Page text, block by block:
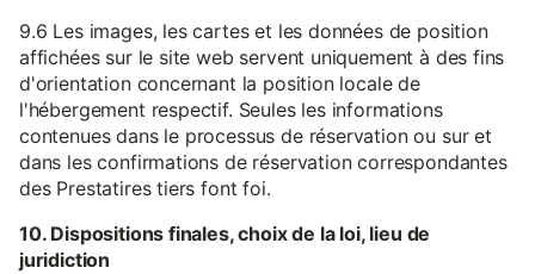
9.6 Les images, les cartes et les données de position
affichées sur le site web servent uniquement à des fins
d'orientation concernant la position locale de
l'hébergement respectif. Seules les informations
contenues dans le processus de réservation ou sur et
dans les confirmations de réservation correspondantes
des Prestatires tiers font foi.
10. Dispositions finales, choix de la loi, lieu de
juridiction